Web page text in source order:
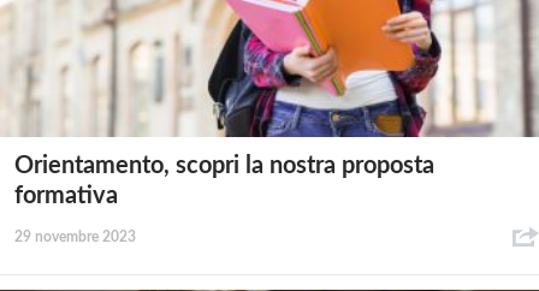
Orientamento, scopri la nostra proposta
formativa
29 novembre 2023